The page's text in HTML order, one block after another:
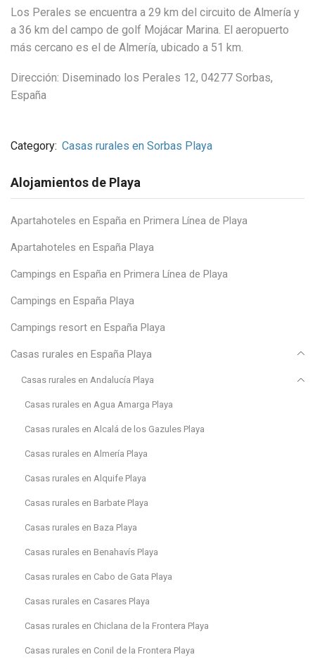
Los Perales se encuentra a 29 km del circuito de Almería y
a 36 km del campo de golf Mojácar Marina. El aeropuerto
más cercano es el de Almería, ubicado a 51 km.
Dirección: Diseminado los Perales 12, 04277 Sorbas,
España
Category: Casas rurales en Sorbas Playa
Alojamientos de Playa
Apartahoteles en España en Primera Línea de Playa
Apartahoteles en España Playa
Campings en España en Primera Línea de Playa
Campings en España Playa
Campings resort en España Playa
Casas rurales en España Playa
Casas rurales en Andalucía Playa
Casas rurales en Agua Amarga Playa
Casas rurales en Alcalá de los Gazules Playa
Casas rurales en Almería Playa
Casas rurales en Alquife Playa
Casas rurales en Barbate Playa
Casas rurales en Baza Playa
Casas rurales en Benahavís Playa
Casas rurales en Cabo de Gata Playa
Casas rurales en Casares Playa
Casas rurales en Chiclana de la Frontera Playa
Casas rurales en Conil de la Frontera Playa